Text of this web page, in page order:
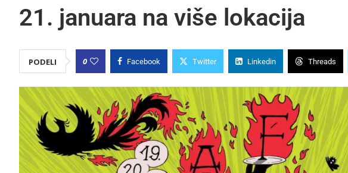
21. januara na više lokacija
PODELI 0 Facebook Twitter Linkedin Threads